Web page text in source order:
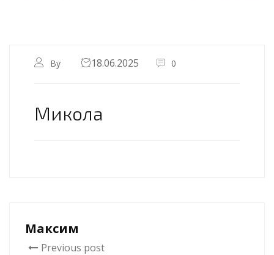
By 18.06.2025 0
Микола
Максим
Previous post